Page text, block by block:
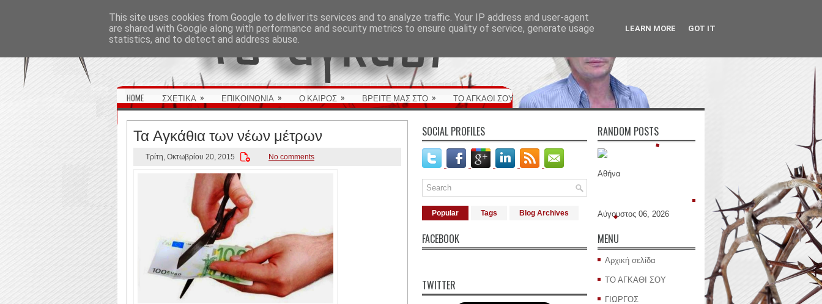
HOME ΣΧΕΤΙΚΑ » ΕΠΙΚΟΙΝΩΝΙΑ » Ο ΚΑΙΡΟΣ » ΒΡΕΙΤΕ ΜΑΣ ΣΤΟ » ΤΟ ΑΓΚΑΘΙ ΣΟΥ
Τα Αγκάθια των νέων μέτρων
Τρίτη, Οκτωβρίου 20, 2015 No comments
SOCIAL PROFILES
Popular Tags Blog Archives
FACEBOOK
TWITTER
RANDOM POSTS
Αθήνα
Αύγουστος 06, 2026
MENU
Αρχική σελίδα
ΤΟ ΑΓΚΑΘΙ ΣΟΥ
ΓΙΩΡΓΟΣ
This site uses cookies from Google to deliver its services and to analyze traffic. Your IP address and user-agent
are shared with Google along with performance and security metrics to ensure quality of service, generate usage
statistics, and to detect and address abuse.
LEARN MORE GOT IT